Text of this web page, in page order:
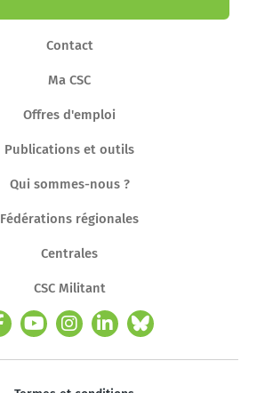
Contact
Ma CSC
Offres d'emploi
Publications et outils
Qui sommes-nous ?
Fédérations régionales
Centrales
CSC Militant